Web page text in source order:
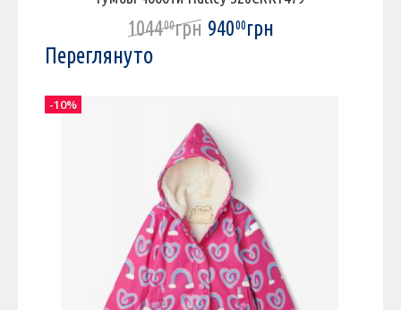
104400грн 94000грн
Переглянуто
-10%